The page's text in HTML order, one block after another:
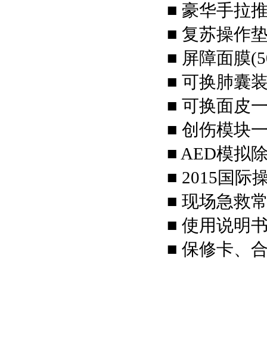
■ 豪华手拉
■ 复苏操作
■ 屏障面膜
■ 可换肺囊
■ 可换面皮
■ 创伤模块
■ AED模拟
■ 2015国际
■ 现场急救
■ 使用说明
■ 保修卡、